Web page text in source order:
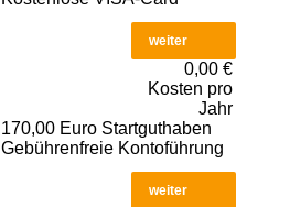
weiter
0,00 €
Kosten pro
Jahr
170,00 Euro Startguthaben
Gebührenfreie Kontoführung
weiter